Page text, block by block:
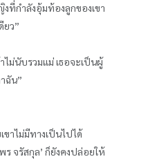
ที่กำลังอุ้มท้องลูกของเขา
ยว”
ม่นับรวมแม่ เธอจะเป็นผู้
ฉัน”
ขาไม่มีทางเป็นไปได้
จรัสกุล’ ก็ยังคงปล่อยให้